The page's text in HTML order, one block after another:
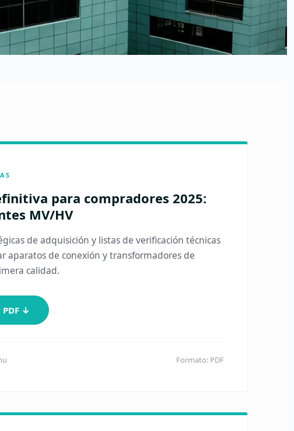
para compradores 2025:
MV/HV
de adquisición y listas de verificación técnicas
aparatos de conexión y transformadores de
calidad.
↓
Formato: PDF